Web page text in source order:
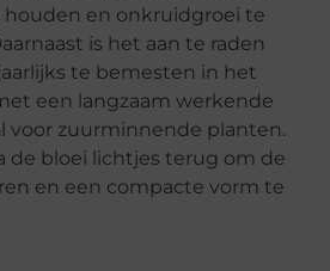
en onkruidgroei te
is het aan te raden
te bemesten in het
een langzaam werkende
voor zuurminnende planten.
de bloei lichtjes terug om de
en een compacte vorm te